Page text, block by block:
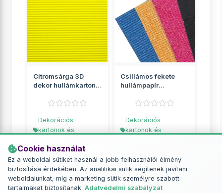
Cookie használat
Ez a weboldal sütiket használ a jobb felhasználói élmény
biztosítása érdekében. Az analitikai sütik segítenek javítani
weboldalunkat, míg a marketing sütik személyre szabott
tartalmakat biztosítanak. Adatvédelmi szabályzat
Citromsárga 3D
dekor hullámkarton
Dekorációs
kartonok és
249 Ft
RÉSZLETEK
Csillámos fekete
hullámpapír
Dekorációs
kartonok és
RÉSZLETEK